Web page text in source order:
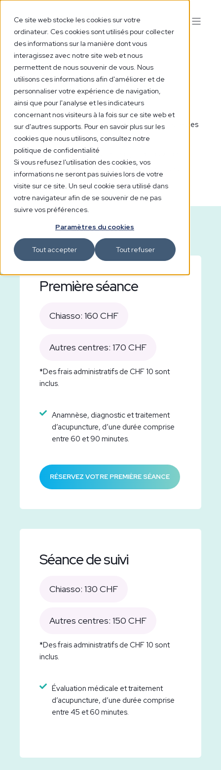
Ce site web stocke les cookies sur votre
ordinateur. Ces cookies sont utilisés pour collecter
des informations sur la manière dont vous
interagissez avec notre site web et nous
permettent de nous souvenir de vous. Nous
utilisons ces informations afin d'améliorer et de
personnaliser votre expérience de navigation,
ainsi que pour l'analyse et les indicateurs
concernant nos visiteurs à la fois sur ce site web et
sur d'autres supports. Pour en savoir plus sur les
cookies que nous utilisons, consultez notre
politique de confidentialité
Si vous refusez l'utilisation des cookies, vos
informations ne seront pas suivies lors de votre
visite sur ce site. Un seul cookie sera utilisé dans
votre navigateur afin de se souvenir de ne pas
suivre vos préférences.
Paramètres du cookies
Tout accepter Tout refuser
Tarifs
Sinomedica est officiellement reconnue par toutes les
assurances maladie suisses.
Nos traitements sont pris en charge par l’assurance
complémentaire, conformément aux conditions de
chaque police d’assurance.
Première séance
Chiasso: 160 CHF
Autres centres: 170 CHF
*Des frais administratifs de CHF 10 sont
inclus.
Anamnèse, diagnostic et traitement
d’acupuncture, d’une durée comprise
entre 60 et 90 minutes.
RÉSERVEZ VOTRE PREMIÈRE SÉANCE
Séance de suivi
Chiasso: 130 CHF
Autres centres: 150 CHF
*Des frais administratifs de CHF 10 sont
inclus.
Évaluation médicale et traitement
d’acupuncture, d’une durée comprise
entre 45 et 60 minutes.